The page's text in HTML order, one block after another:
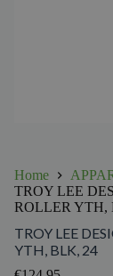
Home
TROY LEE
ROLLER YTH,
TROY LEE
YTH, BLK, 24